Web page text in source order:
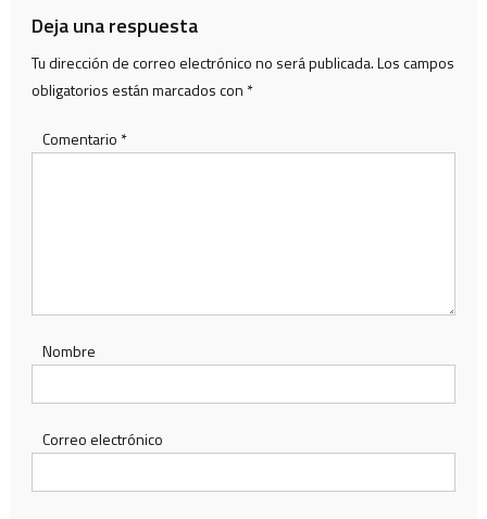
Deja una respuesta
Tu dirección de correo electrónico no será publicada.Los campos
obligatorios están marcados con *
Comentario *
Nombre
Correo electrónico